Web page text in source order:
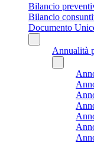
Bilancio
Bilancio
Documento
Annualità